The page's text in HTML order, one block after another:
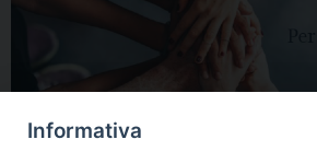
Informativa